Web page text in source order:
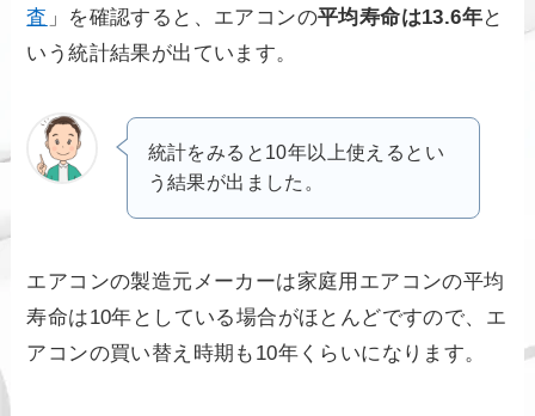
査 」を確認すると、エアコンの平均寿命は13.6年と
いう統計結果が出ています。
統計をみると10年以上使えるとい
う結果が出ました。
エアコンの製造元メーカーは家庭用エアコンの平均
寿命は10年としている場合がほとんどですので、エ
アコンの買い替え時期も10年くらいになります。